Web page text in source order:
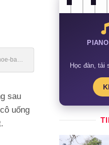
bac-
sau
uống
Học đàn, tải